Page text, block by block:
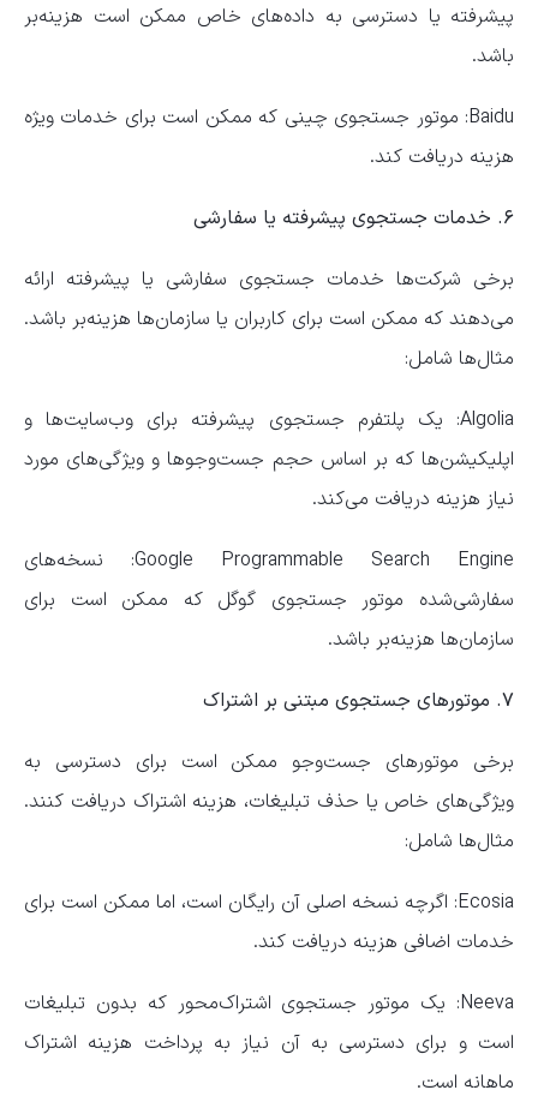
پیشرفته یا دسترسی به داده‌های خاص ممکن است هزینه‌بر
باشد.
Baidu: موتور جستجوی چینی که ممکن است برای خدمات ویژه
هزینه دریافت کند.
۶. خدمات جستجوی پیشرفته یا سفارشی
برخی شرکت‌ها خدمات جستجوی سفارشی یا پیشرفته ارائه
می‌دهند که ممکن است برای کاربران یا سازمان‌ها هزینه‌بر باشد.
مثال‌ها شامل:
Algolia: یک پلتفرم جستجوی پیشرفته برای وب‌سایت‌ها و
اپلیکیشن‌ها که بر اساس حجم جست‌و‌جو‌ها و ویژگی‌های مورد
نیاز هزینه دریافت می‌کند.
Google Programmable Search Engine: نسخه‌های
سفارشی‌شده موتور جستجوی گوگل که ممکن است برای
سازمان‌ها هزینه‌بر باشد.
۷. موتور‌های جستجوی مبتنی بر اشتراک
برخی موتور‌های جست‌و‌جو ممکن است برای دسترسی به
ویژگی‌های خاص یا حذف تبلیغات، هزینه اشتراک دریافت کنند.
مثال‌ها شامل:
Ecosia: اگرچه نسخه اصلی آن رایگان است، اما ممکن است برای
خدمات اضافی هزینه دریافت کند.
Neeva: یک موتور جستجوی اشتراک‌محور که بدون تبلیغات
است و برای دسترسی به آن نیاز به پرداخت هزینه اشتراک
ماهانه است.